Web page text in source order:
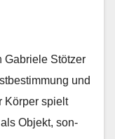
Gabriele Stötzer
und
Kör­p­er spielt
Objekt, son­